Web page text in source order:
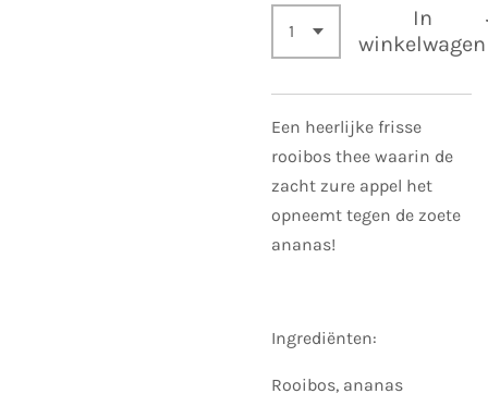
In
winkelwagen
Een heerlijke frisse
rooibos thee waarin de
zacht zure appel het
opneemt tegen de zoete
ananas!
Ingrediënten:
Rooibos, ananas